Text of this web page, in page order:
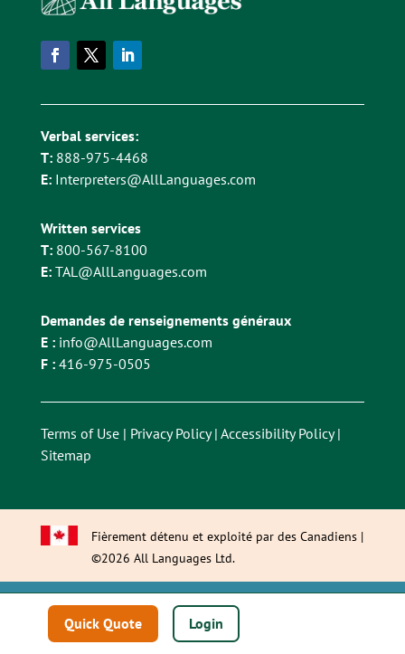
Quick Quote Login
Verbal services:
T: 888-975-4468
E: Interpreters@AllLanguages.com
Written services
T: 800-567-8100
E: TAL@AllLanguages.com
Demandes de renseignements généraux
E : info@AllLanguages.com
F :416-975-0505
Terms of Use| Privacy Policy| Accessibility Policy|
Sitemap
Fièrement détenu et exploité par des Canadiens |
©2026 All Languages Ltd.
This site is registered onwpml.orgas a development site. Switch to a
production site key toremove this banner